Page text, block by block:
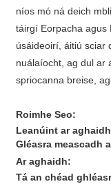
níos mó ná deich
táirgí Eorpacha agus
úsáideoirí, áitiú sciar
nuálaíocht, ag dul ar
spriocanna breise,
Roimhe Seo:
Leanúint ar
Gléasra meascadh
Ar aghaidh:
Tá an chéad